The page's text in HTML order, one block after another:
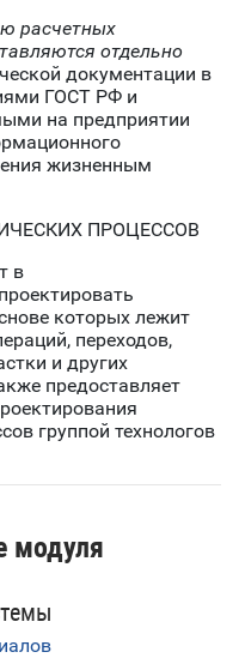
расчетных
отдельно
документации в
ГОСТ РФ и
на предприятии
жизненным
ПРОЦЕССОВ
в
которых лежит
переходов,
и других
предоставляет
группой технологов
модуля